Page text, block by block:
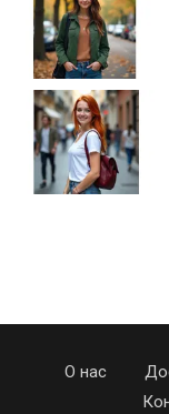
О нас